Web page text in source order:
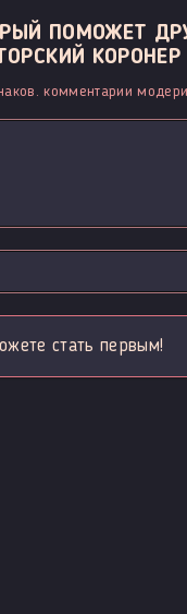
ПОМОЖЕТ
КОРОНЕР
комментарии
стать первым!